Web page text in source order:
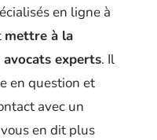
en ligne à
mettre à la
experts. Il
en question et
avec un
en dit plus